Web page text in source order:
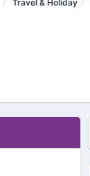
Travel & Holiday